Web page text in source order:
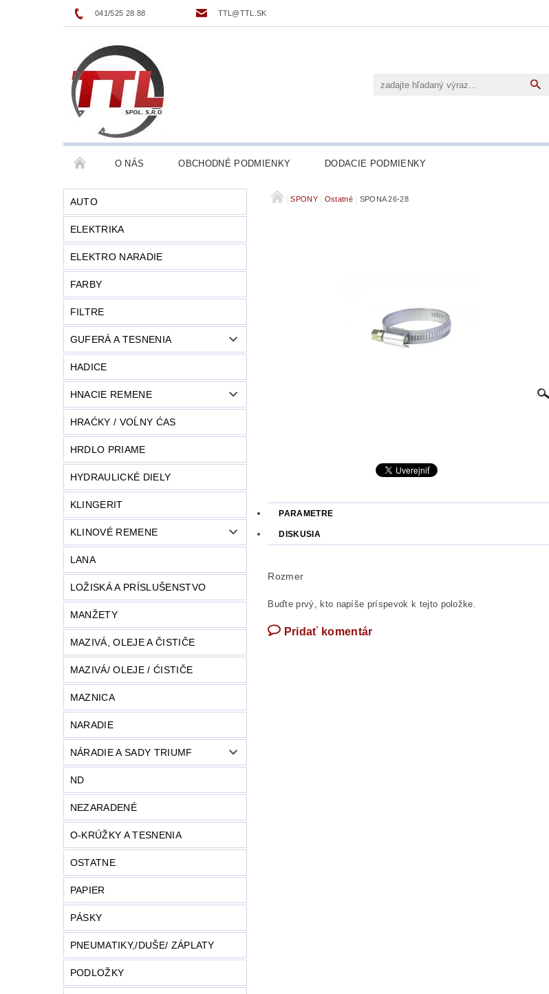
041/525 28 88 TTL@TTL.SK
O NÁS OBCHODNÉ PODMIENKY DODACIE PODMIENKY
AUTO
ELEKTRIKA
ELEKTRO NARADIE
FARBY
FILTRE
GUFERÁ A TESNENIA
HADICE
HNACIE REMENE
HRAĆKY / VOĹNY ĆAS
HRDLO PRIAME
HYDRAULICKÉ DIELY
KLINGERIT
KLINOVÉ REMENE
LANA
LOŽISKÁ A PRÍSLUŠENSTVO
MANŽETY
MAZIVÁ, OLEJE A ČISTIČE
MAZIVÁ/ OLEJE / ĆISTIČE
MAZNICA
NARADIE
NÁRADIE A SADY TRIUMF
ND
NEZARADENÉ
O-KRÚŽKY A TESNENIA
OSTATNE
PAPIER
PÁSKY
PNEUMATIKY,/DUŠE/ ZÁPLATY
PODLOŽKY
SPONY Ostatné SPONA 26-28
PARAMETRE
DISKUSIA
Rozmer
Buďte prvý, kto napíše príspevok k tejto položke.
Pridať komentár